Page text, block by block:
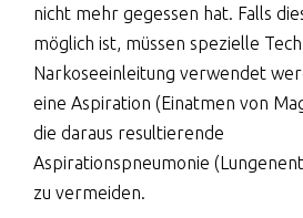
nicht mehr gegessen hat. Falls
möglich ist, müssen spezielle
Narkoseeinleitung verwendet
eine Aspiration (Einatmen von
die daraus resultierende
Aspirationspneumonie
zu vermeiden.